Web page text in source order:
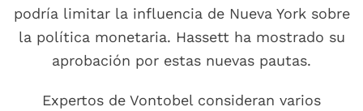
podría limitar la influencia de Nueva York sobre
la política monetaria. Hassett ha mostrado su
aprobación por estas nuevas pautas.
Expertos de Vontobel consideran varios